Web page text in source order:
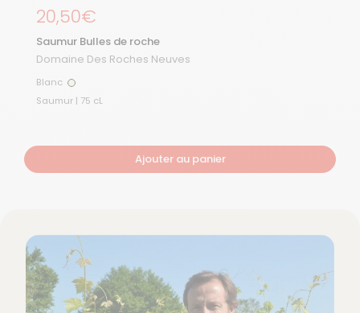
Prix régulier
20,50€
Saumur Bulles de roche
Domaine Des Roches Neuves
Blanc Blanc
Saumur | 75 cL
Ajouter au panier